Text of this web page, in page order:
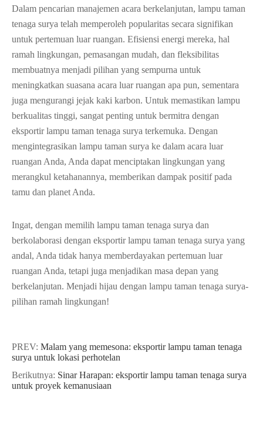
Dalam pencarian manajemen acara berkelanjutan, lampu taman
tenaga surya telah memperoleh popularitas secara signifikan
untuk pertemuan luar ruangan. Efisiensi energi mereka, hal
ramah lingkungan, pemasangan mudah, dan fleksibilitas
membuatnya menjadi pilihan yang sempurna untuk
meningkatkan suasana acara luar ruangan apa pun, sementara
juga mengurangi jejak kaki karbon. Untuk memastikan lampu
berkualitas tinggi, sangat penting untuk bermitra dengan
eksportir lampu taman tenaga surya terkemuka. Dengan
mengintegrasikan lampu taman surya ke dalam acara luar
ruangan Anda, Anda dapat menciptakan lingkungan yang
merangkul ketahanannya, memberikan dampak positif pada
tamu dan planet Anda.
Ingat, dengan memilih lampu taman tenaga surya dan
berkolaborasi dengan eksportir lampu taman tenaga surya yang
andal, Anda tidak hanya memberdayakan pertemuan luar
ruangan Anda, tetapi juga menjadikan masa depan yang
berkelanjutan. Menjadi hijau dengan lampu taman tenaga surya-
pilihan ramah lingkungan!
PREV: Malam yang memesona: eksportir lampu taman tenaga
surya untuk lokasi perhotelan
Berikutnya: Sinar Harapan: eksportir lampu taman tenaga surya
untuk proyek kemanusiaan